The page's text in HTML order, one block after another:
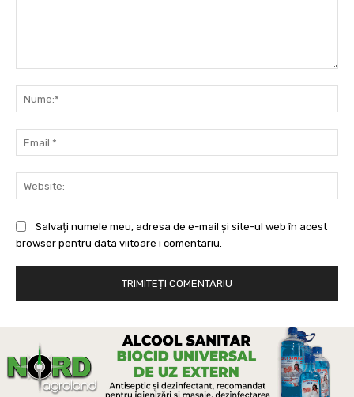
Salvați numele meu, adresa de e-mail și site-ul web în acest
browser pentru data viitoare i comentariu.